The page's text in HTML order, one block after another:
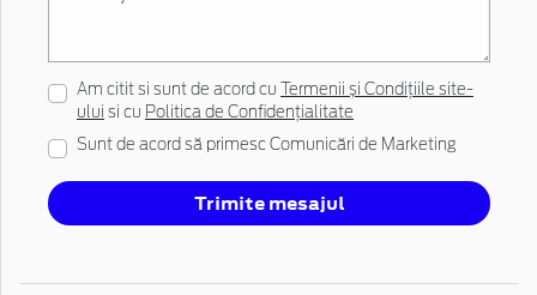
Am citit si sunt de acord cu
Termenii și Condițiile site-
ului si cu Politica de Confidențialitate
Sunt de acord să primesc Comunicări de Marketing
Trimite mesajul